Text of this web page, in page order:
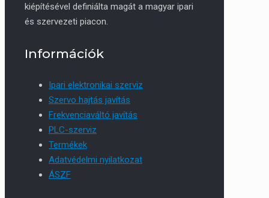
kiépítésével definiálta magát a magyar ipari
és szervezeti piacon.
Információk
Ipari elektronikai szerviz
Szervo hajtás javítás
Frekvenciaváltó javítás
PLC-szerviz
Termékek
Adatvédelmi nyilatkozat
ÁSZF